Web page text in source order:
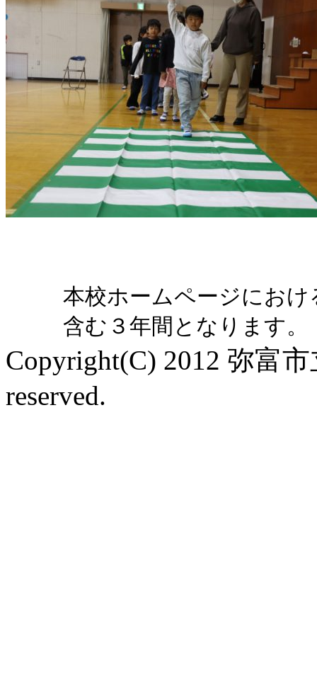
本校ホームページにお
含む３年間となります。
Copyright(C) 2012 弥富
reserved.